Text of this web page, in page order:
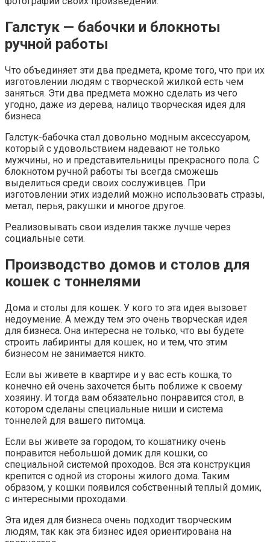
Галстук — бабочки и блокноты
ручной работы
Что объединяет эти два предмета, кроме того, что при их
изготовлении людям с творческой жилкой есть чем
заняться. Эти два предмета можно сделать из чего
угодно, даже из дерева, налицо творческая идея для
бизнеса
Галстук-бабочка стал довольно модным аксессуаром,
который с удовольствием надевают не только
мужчины, но и представительницы прекрасного пола. С
блокнотом ручной работы ты всегда сможешь
выделиться среди своих сослуживцев. При
изготовлении этих изделий можно использовать стразы,
метал, перья, ракушки и многое другое.
Реализовывать свои изделия также лучше через
социальные сети.
Производство домов и столов для
кошек с тоннелями
Дома и столы для кошек. У кого то эта идея вызовет
недоумение. А между тем это очень творческая идея
для бизнеса. Она интересна не только, что вы будете
строить лабиринты для кошек, но и тем, что этим
бизнесом не занимается никто.
Если вы живете в квартире и у вас есть кошка, то
конечно ей очень захочется быть поближе к своему
хозяину. И тогда вам обязательно понравится стол, в
котором сделаны специальные ниши и система
тоннелей для вашего питомца.
Если вы живете за городом, то кошатнику очень
понравится небольшой домик для кошки, со
специальной системой проходов. Вся эта конструкция
крепится с одной из стороны жилого дома. Таким
образом, у кошки появился собственный теплый домик,
с интересными проходами.
Эта идея для бизнеса очень подходит творческим
людям, так как эта бизнес идея ориентирована на